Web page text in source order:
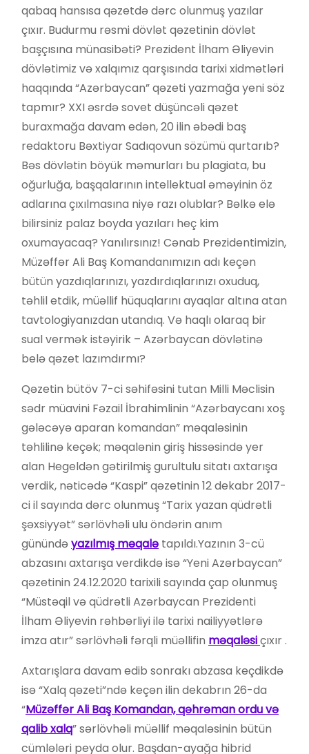
qabaq hansısa qəzetdə dərc olunmuş yazılar
çıxır. Budurmu rəsmi dövlət qəzetinin dövlət
başçısına münasibəti? Prezident İlham Əliyevin
dövlətimiz və xalqımız qarşısında tarixi xidmətləri
haqqında “Azərbaycan” qəzeti yazmağa yeni söz
tapmır? XXI əsrdə sovet düşüncəli qəzet
buraxmağa davam edən, 20 ilin əbədi baş
redaktoru Bəxtiyar Sadıqovun sözümü qurtarıb?
Bəs dövlətin böyük məmurları bu plagiata, bu
oğurluğa, başqalarının intellektual əməyinin öz
adlarına çıxılmasına niyə razı olublar? Bəlkə elə
bilirsiniz palaz boyda yazıları heç kim
oxumayacaq? Yanılırsınız! Cənab Prezidentimizin,
Müzəffər Ali Baş Komandanımızın adı keçən
bütün yazdıqlarınızı, yazdırdıqlarınızı oxuduq,
təhlil etdik, müəllif hüquqlarını ayaqlar altına atan
tavtologiyanızdan utandıq. Və haqlı olaraq bir
sual vermək istəyirik – Azərbaycan dövlətinə
belə qəzet lazımdırmı?
Qəzetin bütöv 7-ci səhifəsini tutan Milli Məclisin
sədr müavini Fəzail İbrahimlinin “Azərbaycanı xoş
gələcəyə aparan komandan” məqaləsinin
təhlilinə keçək; məqalənin giriş hissəsində yer
alan Hegeldən gətirilmiş gurultulu sitatı axtarışa
verdik, nəticədə “Kaspi” qəzetinin 12 dekabr 2017-
ci il sayında dərc olunmuş “Tarix yazan qüdrətli
şəxsiyyət” sərlövhəli ulu öndərin anım
günündəyazılmış məqalə tapıldı.Yazının 3-cü
abzasını axtarışa verdikdə isə “Yeni Azərbaycan”
qəzetinin 24.12.2020 tarixili sayında çap olunmuş
“Müstəqil və qüdrətli Azərbaycan Prezidenti
İlham Əliyevin rəhbərliyi ilə tarixi nailiyyətlərə
imza atır” sərlövhəli fərqli müəllifin məqaləsiçıxır .
Axtarışlara davam edib sonrakı abzasa keçdikdə
isə “Xalq qəzeti”ndə keçən ilin dekabrın 26-da
“Müzəffər Ali Baş Komandan, qəhrəman ordu və
qalib xalq” sərlövhəli müəllif məqaləsinin bütün
cümlələri peyda olur. Başdan-ayağa hibrid